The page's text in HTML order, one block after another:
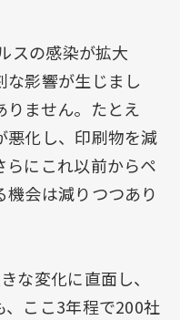
スの感染が拡大
な影響が生じまし
りません。たとえ
悪化し、印刷物を減
らにこれ以前からペ
会は減りつつあり
な変化に直面し、
ここ3年程で200社